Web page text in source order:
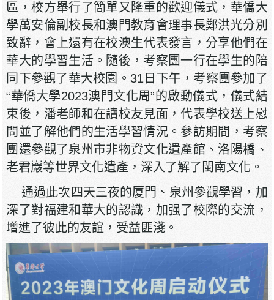
區，校方舉行了簡單又隆重的歡迎儀式，華僑大
學萬安倫副校長和澳門教育會理事長鄭洪光分別
致辭，會上還有在校澳生代表發言，分享他們在
華大的學習生活。隨後，考察團一行在學生的陪
同下參觀了華大校園。31日下午，考察團參加了
“華僑大學2023澳門文化周”的啟動儀式，儀式結
束後，潘老師和在讀校友見面，代表學校送上慰
問並了解他們的生活學習情況。參訪期間，考察
團還參觀了泉州市非物資文化遺產館、洛陽橋、
老君巖等世界文化遺產，深入了解了閩南文化。
通過此次四天三夜的厦門、泉州參觀學習，加
深了對福建和華大的認識，加强了校際的交流，
增進了彼此的友誼，受益匪淺。